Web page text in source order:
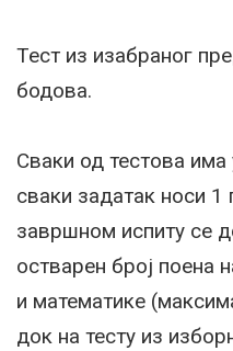
Тест из изабраног
бодова.
Сваки од тестова има
сваки задатак носи 1
завршном испиту се
остварен број поена
и математике
док на тесту из